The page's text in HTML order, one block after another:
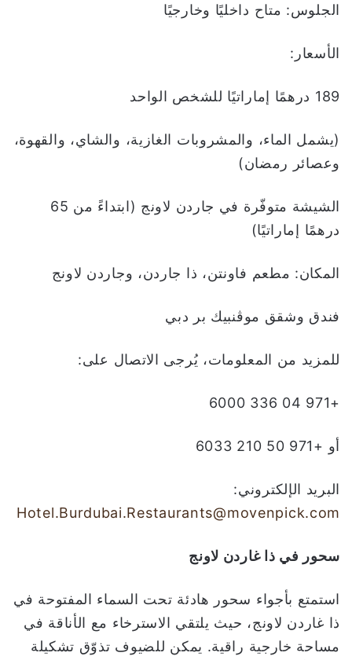
الجلوس: متاح داخليًا وخارجيًا
الأسعار:
189 درهمًا إماراتيًا للشخص الواحد
(يشمل الماء، والمشروبات الغازية، والشاي، والقهوة،
وعصائر رمضان)
الشيشة متوفّرة في جاردن لاونج (ابتداءً من 65
درهمًا إماراتيًا)
المكان: مطعم فاونتن، ذا جاردن، وجاردن لاونج
فندق وشقق موڤنبيك بر دبي
للمزيد من المعلومات، يُرجى الاتصال على:
+971 04 336 6000
أو +971 50 210 6033
البريد الإلكتروني:
Hotel.Burdubai.Restaurants@movenpick.com
سحور في ذا غاردن لاونج
استمتع بأجواء سحور هادئة تحت السماء المفتوحة في
ذا غاردن لاونج، حيث يلتقي الاسترخاء مع الأناقة في
مساحة خارجية راقية. يمكن للضيوف تذوّق تشكيلة